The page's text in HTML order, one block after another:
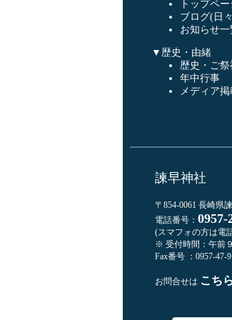
トップペー
ブログ(日
お知らせ一
▼歴史・由緒
歴史・ご祭
年中行事
メディア掲
諫早神社
〒854-0061 長崎県
電話番号： 0957-
(スマフォの方は電
※ 受付時間：午前
Fax番号 ：0957-47-
お問合せは こちら